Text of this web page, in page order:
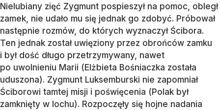
Nielubiany zięć Zygmunt pospieszył na pomoc, obległ
zamek, nie udało mu się jednak go zdobyć. Próbował
następnie rozmów, do których wyznaczył Ścibora.
Ten jednak został uwięziony przez obrońców zamku
i był dość długo przetrzymywany, nawet
po uwolnieniu Marii (Elżbieta Bośniaczka została
uduszona). Zygmunt Luksemburski nie zapomniał
Ściborowi tamtej misji i poświęcenia (Polak był
zamknięty w lochu). Rozpoczęły się hojne nadania